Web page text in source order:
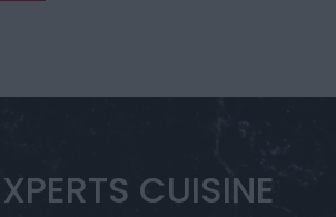
CUISINE